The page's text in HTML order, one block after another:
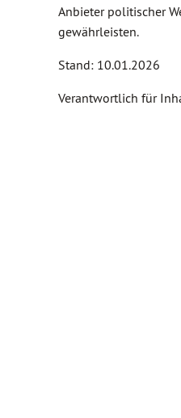
Anbieter politischer
gewährleisten.
Stand: 10.01.2026
Verantwortlich für